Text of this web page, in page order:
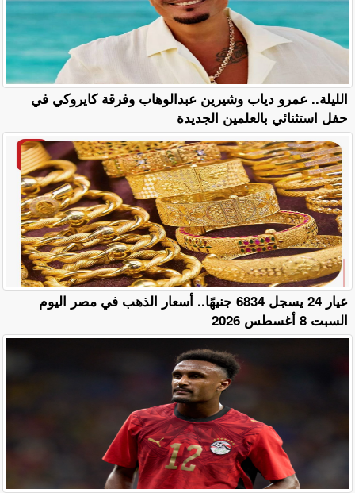
الليلة.. عمرو دياب وشيرين عبدالوهاب وفرقة كايروكي في
حفل استثنائي بالعلمين الجديدة
عيار 24 يسجل 6834 جنيهًا.. أسعار الذهب في مصر اليوم
السبت 8 أغسطس 2026